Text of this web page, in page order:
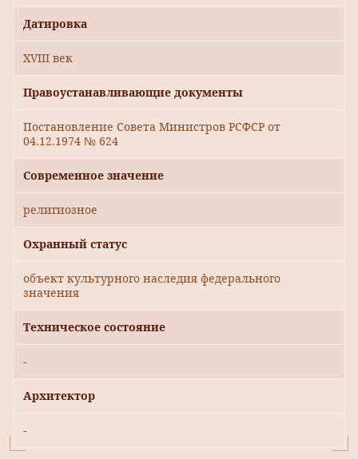
Датировка
XVIII век
Правоустанавливающие документы
Постановление Совета Министров РСФСР от
04.12.1974 № 624
Современное значение
религиозное
Охранный статус
объект культурного наследия федерального
значения
Техническое состояние
-
Архитектор
-